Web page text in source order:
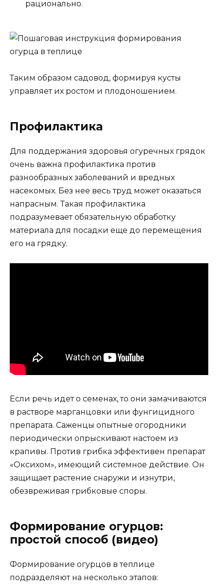
рационально.
Таким образом садовод, формируя кусты
управляет их ростом и плодоношением.
Профилактика
Для поддержания здоровья огуречных грядок
очень важна профилактика против
разнообразных заболеваний и вредных
насекомых. Без нее весь труд может оказаться
напрасным. Такая профилактика
подразумевает обязательную обработку
материала для посадки еще до перемещения
его на грядку.
Если речь идет о семенах, то они замачиваются
в растворе марганцовки или фунгицидного
препарата. Саженцы опытные огородники
периодически опрыскивают настоем из
крапивы. Против грибка эффективен препарат
«Оксихом», имеющий системное действие. Он
защищает растение снаружи и изнутри,
обезвреживая грибковые споры.
Формирование огурцов:
простой способ (видео)
Формирование огурцов в теплице
подразделяют на несколько этапов: